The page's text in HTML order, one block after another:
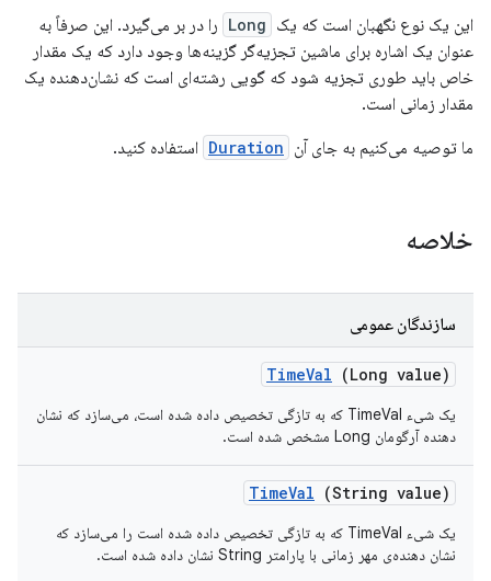
این یک نوع نگهبان است که یک Long را در بر می‌گیرد. این صرفاً به
عنوان یک اشاره برای ماشین تجزیه‌گر گزینه‌ها وجود دارد که یک مقدار
خاص باید طوری تجزیه شود که گویی رشته‌ای است که نشان‌دهنده یک
مقدار زمانی است.
ما توصیه می‌کنیم به جای آن Duration استفاده کنید.
خلاصه
سازندگان عمومی
TimeVal (Long value)
یک شیء TimeVal که به تازگی تخصیص داده شده است، می‌سازد که نشان
دهنده آرگومان Long مشخص شده است.
TimeVal (String value)
یک شیء TimeVal که به تازگی تخصیص داده شده است را می‌سازد که
نشان دهنده‌ی مهر زمانی با پارامتر String نشان داده شده است.